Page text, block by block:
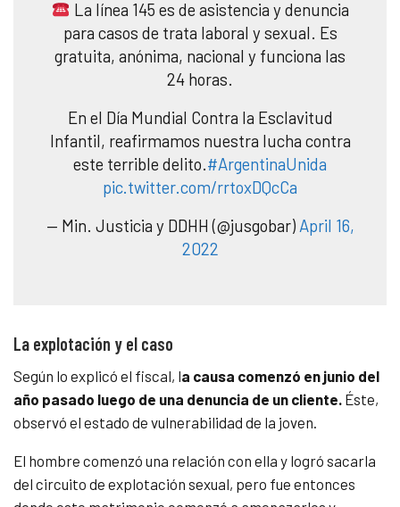
La línea 145 es de asistencia y denuncia
para casos de trata laboral y sexual. Es
gratuita, anónima, nacional y funciona las
24 horas.
En el Día Mundial Contra la Esclavitud
Infantil, reafirmamos nuestra lucha contra
este terrible delito.#ArgentinaUnida
pic.twitter.com/rrtoxDQcCa
— Min. Justicia y DDHH (@jusgobar) April 16,
2022
La explotación y el caso
Según lo explicó el fiscal, la causa comenzó en junio del
año pasado luego de una denuncia de un cliente. Éste,
observó el estado de vulnerabilidad de la joven.
El hombre comenzó una relación con ella y logró sacarla
del circuito de explotación sexual, pero fue entonces